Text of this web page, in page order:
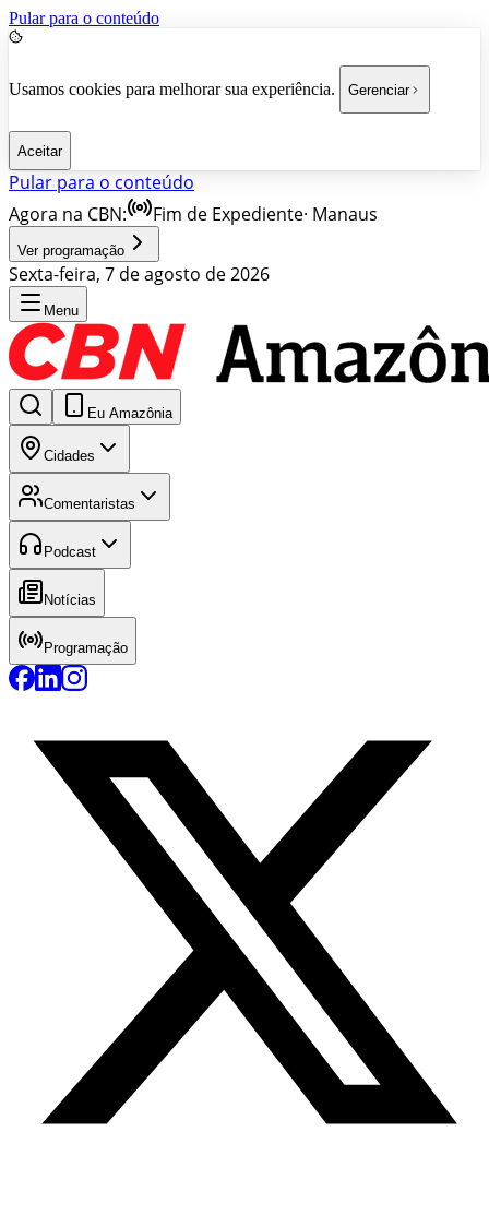
Pular para o conteúdo
Usamos cookies para melhorar sua experiência. Gerenciar
Aceitar
Pular para o conteúdo
Agora na CBN:
Fim de Expediente· Manaus
Ver programação
Sexta-feira, 7 de agosto de 2026
Menu
Eu Amazônia
Cidades
Comentaristas
Podcast
Notícias
Programação